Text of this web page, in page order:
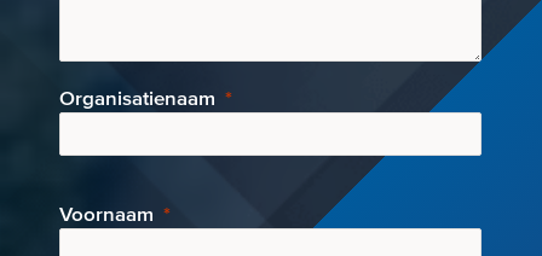
Organisatienaam
Voornaam